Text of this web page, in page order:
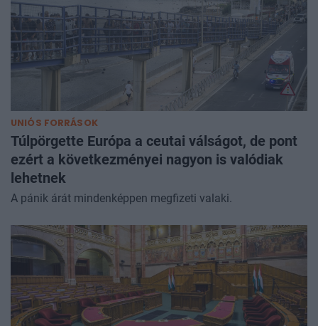
UNIÓS FORRÁSOK
Túlpörgette Európa a ceutai válságot, de pont
ezért a következményei nagyon is valódiak
lehetnek
A pánik árát mindenképpen megfizeti valaki.